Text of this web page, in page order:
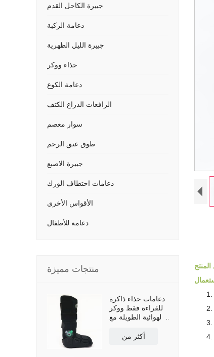
جبيرة الكاحل القدم
دعامة الركبة
جبيرة الليل الظهرية
حذاء ووكر
دعامة الكوع
الرافعات الذراع الكتف
سوار معصم
طوق عنق الرحم
جبيرة الاصبع
دعامات اختطاف الورك
الأقواس الأخرى
دعامة للأطفال
منتجات مميزة
دعامات حذاء ذاكرة
للقراءة فقط ووكر
الهوائية الطويلة مع
أكثر من